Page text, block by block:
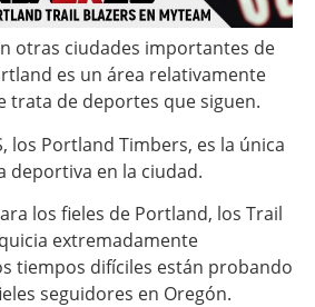
otras ciudades importantes de
es un área relativamente
trata de deportes que siguen.
los Portland Timbers, es la única
deportiva en la ciudad.
los fieles de Portland, los Trail
extremadamente
tiempos difíciles están probando
seguidores en Oregón.